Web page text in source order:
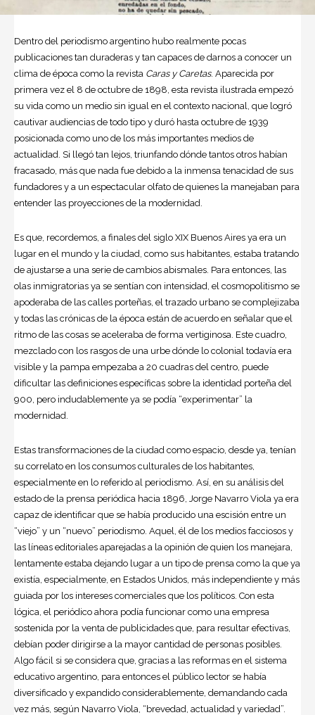
Dentro del periodismo argentino hubo realmente pocas
publicaciones tan duraderas y tan capaces de darnos a conocer un
clima de época como la revista Caras y Caretas. Aparecida por
primera vez el 8 de octubre de 1898, esta revista ilustrada empezó
su vida como un medio sin igual en el contexto nacional, que logró
cautivar audiencias de todo tipo y duró hasta octubre de 1939
posicionada como uno de los más importantes medios de
actualidad. Si llegó tan lejos, triunfando dónde tantos otros habían
fracasado, más que nada fue debido a la inmensa tenacidad de sus
fundadores y a un espectacular olfato de quienes la manejaban para
entender las proyecciones de la modernidad.
Es que, recordemos, a finales del siglo XIX Buenos Aires ya era un
lugar en el mundo y la ciudad, como sus habitantes, estaba tratando
de ajustarse a una serie de cambios abismales. Para entonces, las
olas inmigratorias ya se sentían con intensidad, el cosmopolitismo se
apoderaba de las calles porteñas, el trazado urbano se complejizaba
y todas las crónicas de la época están de acuerdo en señalar que el
ritmo de las cosas se aceleraba de forma vertiginosa. Este cuadro,
mezclado con los rasgos de una urbe dónde lo colonial todavía era
visible y la pampa empezaba a 20 cuadras del centro, puede
dificultar las definiciones específicas sobre la identidad porteña del
900, pero indudablemente ya se podía “experimentar” la
modernidad.
Estas transformaciones de la ciudad como espacio, desde ya, tenían
su correlato en los consumos culturales de los habitantes,
especialmente en lo referido al periodismo. Así, en su análisis del
estado de la prensa periódica hacia 1896, Jorge Navarro Viola ya era
capaz de identificar que se había producido una escisión entre un
“viejo” y un “nuevo” periodismo. Aquel, él de los medios facciosos y
las líneas editoriales aparejadas a la opinión de quien los manejara,
lentamente estaba dejando lugar a un tipo de prensa como la que ya
existía, especialmente, en Estados Unidos, más independiente y más
guiada por los intereses comerciales que los políticos. Con esta
lógica, el periódico ahora podía funcionar como una empresa
sostenida por la venta de publicidades que, para resultar efectivas,
debían poder dirigirse a la mayor cantidad de personas posibles.
Algo fácil si se considera que, gracias a las reformas en el sistema
educativo argentino, para entonces el público lector se había
diversificado y expandido considerablemente, demandando cada
vez más, según Navarro Viola, “brevedad, actualidad y variedad”.